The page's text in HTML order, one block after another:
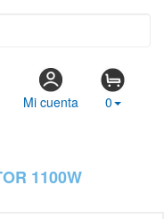
Mi cuenta 0
1100W